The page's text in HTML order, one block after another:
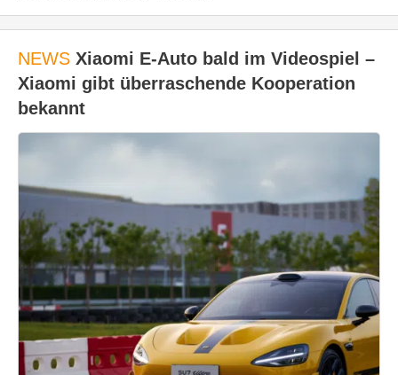
NEWS Xiaomi E-Auto bald im Videospiel –
Xiaomi gibt überraschende Kooperation
bekannt